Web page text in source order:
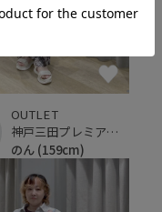
OUTLET
神戸三田プレミアム・アウトレット
のん (159cm)